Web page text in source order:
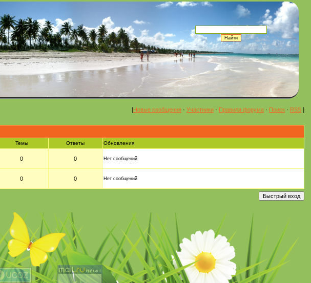
[Новые сообщения · Участники · Правила форума · Поиск · RSS ]
Темы Ответы Обновления
0 0 Нет сообщений
0 0 Нет сообщений